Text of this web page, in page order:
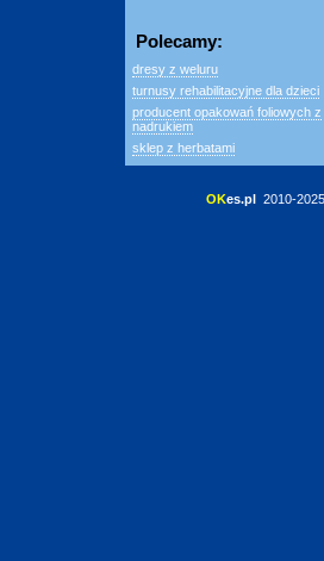
Polecamy:
dresy z weluru
turnusy rehabilitacyjne dla dzieci
producent opakowań foliowych z
nadrukiem
sklep z herbatami
OKes.pl 2010-